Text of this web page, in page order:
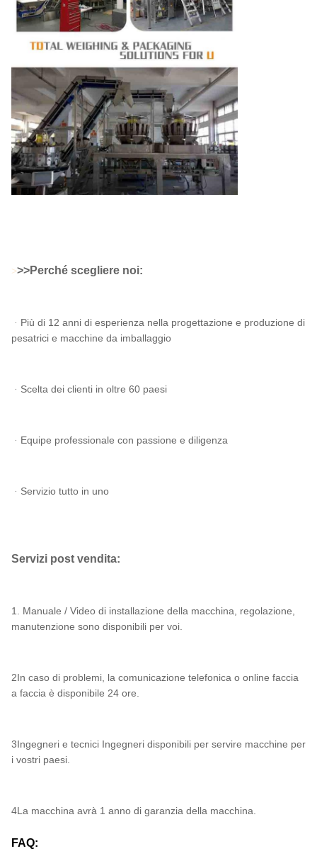
>>>Perché scegliere noi:
ᆞPiù di 12 anni di esperienza nella progettazione e produzione di
pesatrici e macchine da imballaggio
ᆞScelta dei clienti in oltre 60 paesi
ᆞEquipe professionale con passione e diligenza
ᆞServizio tutto in uno
Servizi post vendita:
1. Manuale / Video di installazione della macchina, regolazione,
manutenzione sono disponibili per voi.
2In caso di problemi, la comunicazione telefonica o online faccia
a faccia è disponibile 24 ore.
3Ingegneri e tecnici Ingegneri disponibili per servire macchine per
i vostri paesi.
4La macchina avrà 1 anno di garanzia della macchina.
FAQ: